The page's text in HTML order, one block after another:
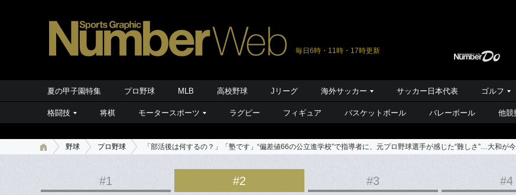
毎日6時・11時・17時更新
夏の甲子園特集 プロ野球 MLB 高校野球 Jリーグ 海外サッカー サッカー日本代表 ゴルフ
格闘技 将棋 モータースポーツ ラグビー フィギュア バスケットボール バレーボール 他競
野球 プロ野球 「部活後は何するの？」「塾です」“偏差値66の公立進学校”で指導者に、元プロ野球選手が感じた“難しさ”…大和が
#1 #2 #3 #4